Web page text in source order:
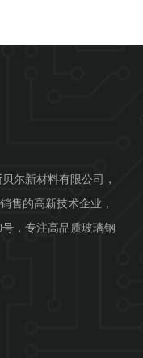
尔新材料有限公司，
售的高新技术企业，
，专注高品质玻璃钢